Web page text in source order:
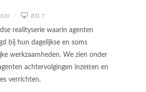
RTL 7
realityserie waarin agenten
bij hun dagelijkse en soms
werkzaamheden. We zien onder
achtervolgingen inzetten en
verrichten.